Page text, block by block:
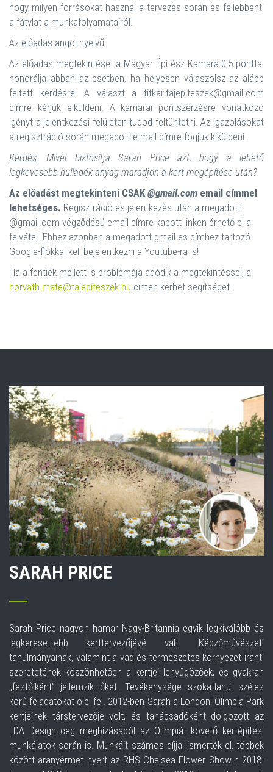
hogy milyen forrásokat használ a tervezés során és fellebbenti
a fátylat a munkafolyamatairól.
Az előadás angol nyelvű.
Az előadás megtekintését a Magyar Építész Kamara 0,5 ponttal
honorálja abban az esetben, ha helyesen válaszolsz az alább
feltett kérdésre. A választ a titkar.tajepiteszek@gmail.com
címre kérjük elküldeni. A kamarai pontszerzésre vonatkozó
igényt a jelentkezési felületen tudod feltüntetni. Az igazolásokat
a regisztráció során megadott e-mail címre fogjuk kiküldeni.
Kérdés: Mivel biztosítja Sarah Price azt, hogy a lehető
legkevesebb hulladék anyag maradjon a kert megépítése után?
Az előadást megtekinteni CSAK@gmail.com email címmel
lehetséges. Regisztráció és jelentkezés után a megadott
@gmail.com végződésű email címre kapott linken érhető el a
felvétel. Ehhez azonban a megadott gmail-es címhez tartozó
Google-fiókkal kell bejelentkezni a Youtube-ra is!
Ha a fentiek mellett is problémája adódik a megtekintéssel, a
horvath.mate@tajepiteszek.hu címen kérhet segítséget.
SARAH PRICE
Sarah Price nagyon hamar Nagy-Britannia egyik legkiválóbb és
legkeresettebb kerttervezőjévé vált. Képzőművészeti
tanulmányainak, valamint a vad és természetes környezet iránti
szeretetének köszönhetően a kertjei lenyűgözőek, és gyakran
„festőiként” jellemzik őket. Tevékenysége szokatlanul széles
körű feladatokat ölel fel. 2012-ben Sarah a Londoni Olimpia Park
kertjeinek társtervezője volt, és tanácsadóként dolgozott az
LDA Design cég megbízásából az Olimpiát követő kertépítési
munkálatok során is. Munkáit számos díjjal ismerték el, többek
között aranyérmet nyert az RHS Chelsea Flower Show-n 2018-